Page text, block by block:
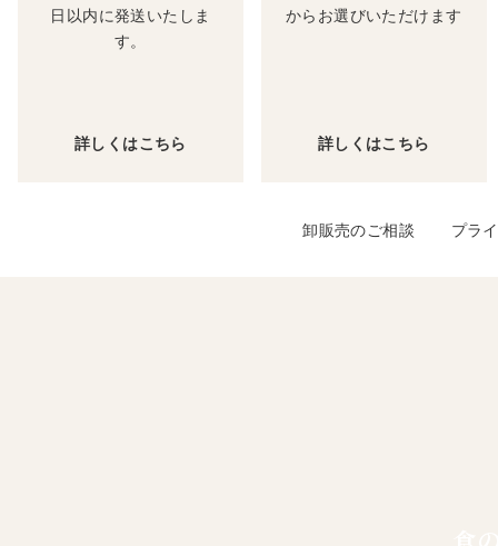
日以内に発送いたしま
す。
詳しくはこちら
からお選びいただけます
詳しくはこちら
卸販売のご相談 プラ